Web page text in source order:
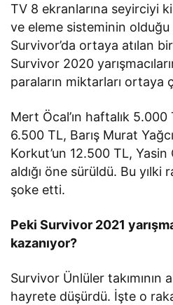
TV 8 ekranlarına seyirciyi
ve eleme sisteminin olduğu
Survivor’da ortaya atılan
Survivor 2020
paraların miktarları ortaya
Mert Öcal’ın haftalık 5.000
6.500 TL, Barış Murat
Korkut’un 12.500 TL, Yasin
aldığı öne sürüldü. Bu
şoke etti.
Peki Survivor 2021
kazanıyor?
Survivor Ünlüler takımının
hayrete düşürdü. İşte o